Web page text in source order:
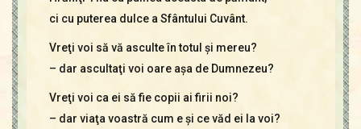
ci cu puterea dulce a Sfântului Cuvânt.
Vreţi voi să vă asculte în totul şi mereu?
– dar ascultaţi voi oare aşa de Dumnezeu?
Vreţi voi ca ei să fie copii ai firii noi?
– dar viaţa voastră cum e şi ce văd ei la voi?